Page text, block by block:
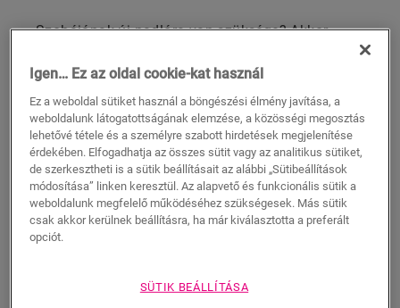
Szobájának új padlóra van szüksége? Akkor
szüksége! Padlóink PVC-ből készülnek, ami azt
jelenti, hogy évekig kitartanak, miközben úgy
néznek ki, mintha csak tegnap rakta volna le
őket. Egyedi összepattinthatós rendszerüknek
köszönhetően padlóinkat könnyű lerakni, mivel
nincs szükség ragasztóra. Ez teszi click vinyl
padlóinkat a legjobb választássá a
padlófelújításhoz.
PADLÓINKAT
Igen… Ez az oldal cookie-kat használ
Ez a weboldal sütiket használ a böngészési élmény javítása, a
weboldalunk látogatottságának elemzése, a közösségi megosztás
lehetővé tétele és a személyre szabott hirdetések megjelenítése
érdekében. Elfogadhatja az összes sütit vagy az analitikus sütiket,
de szerkesztheti is a sütik beállításait az alábbi „Sütibeállítások
módosítása” linken keresztül. Az alapvető és funkcionális sütik a
weboldalunk megfelelő működéséhez szükségesek. Más sütik
csak akkor kerülnek beállításra, ha már kiválasztotta a preferált
opciót.
SÜTIK BEÁLLÍTÁSA